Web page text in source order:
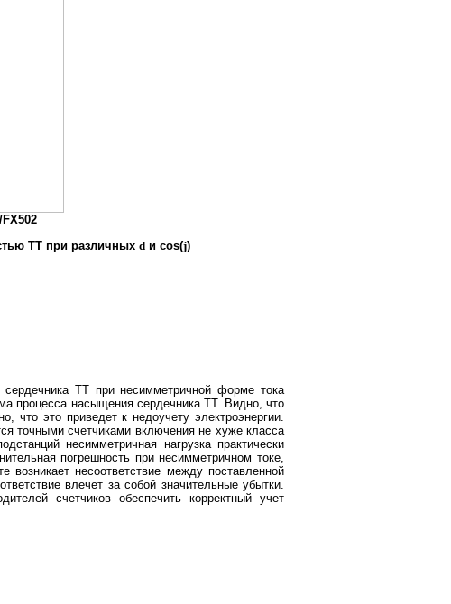
ТТ при различных dи cos(j)
ТТ при несимметричной форме тока
процесса насыщения сердечника ТТ. Видно, что
что это приведет к недоучету электроэнергии.
точными счетчиками включения не хуже класса
несимметричная нагрузка практически
погрешность при несимметричном токе,
несоответствие между поставленной
влечет за собой значительные убытки.
счетчиков обеспечить корректный учет